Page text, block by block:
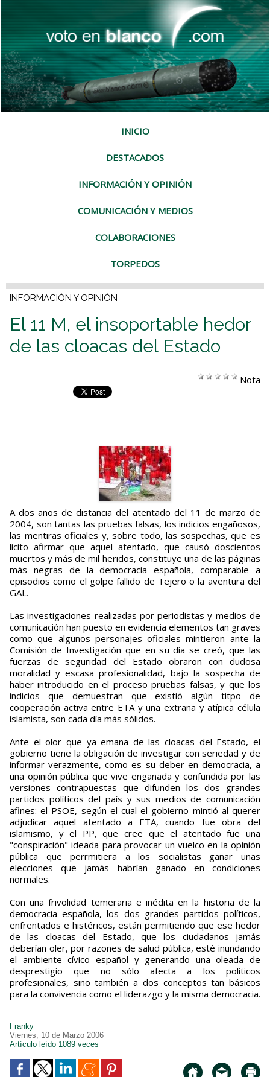
INICIO
DESTACADOS
INFORMACIÓN Y OPINIÓN
COMUNICACIÓN Y MEDIOS
COLABORACIONES
TORPEDOS
INFORMACIÓN Y OPINIÓN
El 11 M, el insoportable hedor
de las cloacas del Estado
Nota
A dos años de distancia del atentado del 11 de marzo de
2004, son tantas las pruebas falsas, los indicios engañosos,
las mentiras oficiales y, sobre todo, las sospechas, que es
lícito afirmar que aquel atentado, que causó doscientos
muertos y más de mil heridos, constituye una de las páginas
más negras de la democracia española, comparable a
episodios como el golpe fallido de Tejero o la aventura del
GAL.
Las investigaciones realizadas por periodistas y medios de
comunicación han puesto en evidencia elementos tan graves
como que algunos personajes oficiales mintieron ante la
Comisión de Investigación que en su día se creó, que las
fuerzas de seguridad del Estado obraron con dudosa
moralidad y escasa profesionalidad, bajo la sospecha de
haber introducido en el proceso pruebas falsas, y que los
indicios que demuestran que existió algún titpo de
cooperación activa entre ETA y una extraña y atípica célula
islamista, son cada día más sólidos.
Ante el olor que ya emana de las cloacas del Estado, el
gobierno tiene la obligación de investigar con seriedad y de
informar verazmente, como es su deber en democracia, a
una opinión pública que vive engañada y confundida por las
versiones contrapuestas que difunden los dos grandes
partidos políticos del país y sus medios de comunicación
afines: el PSOE, según el cual el gobierno mintió al querer
adjudicar aquel atentado a ETA, cuando fue obra del
islamismo, y el PP, que cree que el atentado fue una
"conspiración" ideada para provocar un vuelco en la opinión
pública que perrmitiera a los socialistas ganar unas
elecciones que jamás habrían ganado en condiciones
normales.
Con una frivolidad temeraria e inédita en la historia de la
democracia española, los dos grandes partidos políticos,
enfrentados e histéricos, están permitiendo que ese hedor
de las cloacas del Estado, que los ciudadanos jamás
deberían oler, por razones de salud pública, esté inundando
el ambiente cívico español y generando una oleada de
desprestigio que no sólo afecta a los políticos
profesionales, sino también a dos conceptos tan básicos
para la convivencia como el liderazgo y la misma democracia.
Franky
Viernes, 10 de Marzo 2006
Artículo leído 1089 veces